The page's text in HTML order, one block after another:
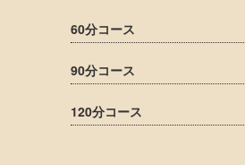
60分コース
90分コース
120分コース